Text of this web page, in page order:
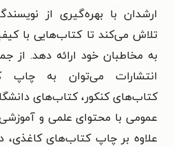
ارشدان با بهره‌گیری از
تلاش می‌کند تا کتاب‌هایی با
به مخاطبان خود ارائه دهد. از
انتشارات می‌توان به چاپ
کتاب‌های کنکور، کتاب‌های
عمومی با محتوای علمی و
علاوه بر چاپ کتاب‌های کاغذی،